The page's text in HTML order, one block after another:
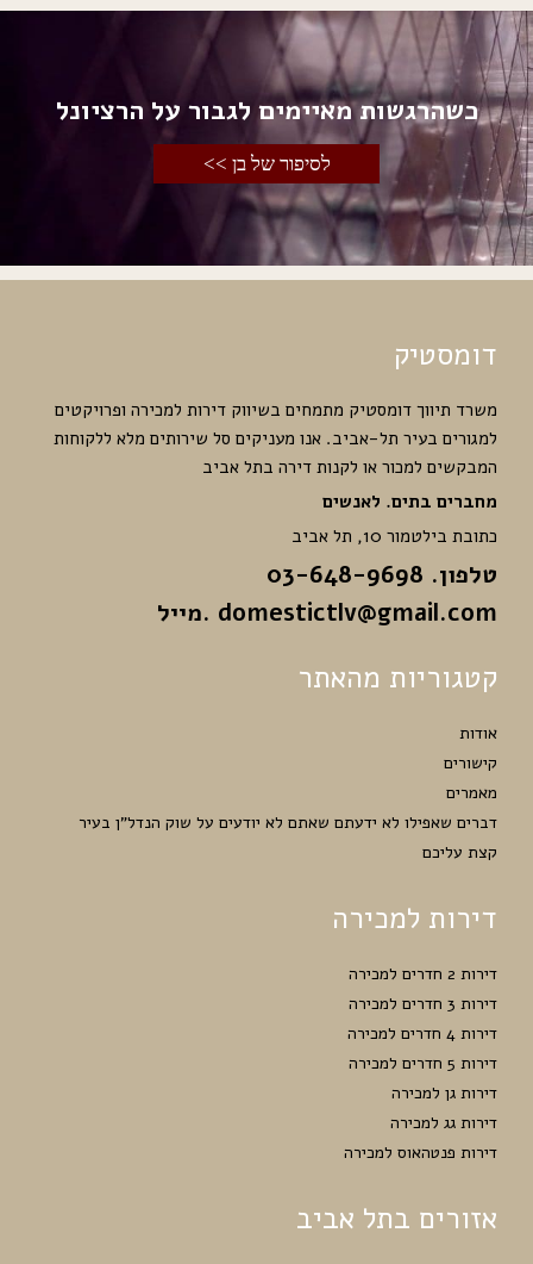
כשהרגשות מאיימים לגבור על הרציונל
לסיפור של בן >>
דומסטיק
משרד תיווך דומסטיק מתמחים בשיווק דירות למכירה ופרויקטים
למגורים בעיר תל-אביב. אנו מעניקים סל שירותים מלא ללקוחות
המבקשים למכור או לקנות דירה בתל אביב
מחברים בתים. לאנשים
כתובת בילטמור 10, תל אביב
טלפון. 03-648-9698
domestictlv@gmail.com .מייל
קטגוריות מהאתר
אודות
קישורים
מאמרים
דברים שאפילו לא ידעתם שאתם לא יודעים על שוק הנדל”ן בעיר
קצת עליכם
דירות למכירה
דירות 2 חדרים למכירה
דירות 3 חדרים למכירה
דירות 4 חדרים למכירה
דירות 5 חדרים למכירה
דירות גן למכירה
דירות גג למכירה
דירות פנטהאוס למכירה
אזורים בתל אביב